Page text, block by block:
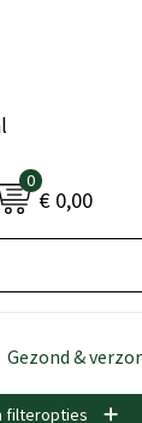
0
€ 0,00
Gezond &
filteropties